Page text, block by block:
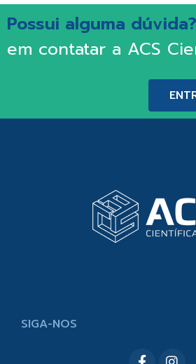
Possui alguma dúvida?
em contatar a ACS
SIGA-NOS